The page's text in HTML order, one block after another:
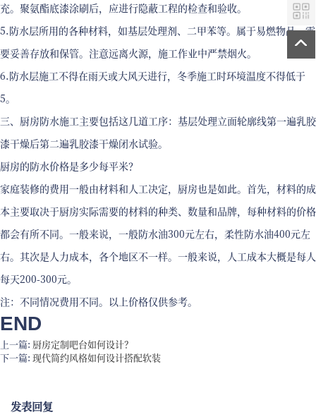
充。聚氨酯底漆涂刷后，应进行隐蔽工程的检查和验收。
5.防水层所用的各种材料，如基层处理剂、二甲苯等。属于易燃物品，需
要妥善存放和保管。注意远离火源，施工作业中严禁烟火。
6.防水层施工不得在雨天或大风天进行，冬季施工时环境温度不得低于
5。
三、厨房防水施工主要包括这几道工序：基层处理立面轮廓线第一遍乳胶
漆干燥后第二遍乳胶漆干燥闭水试验。
厨房的防水价格是多少每平米？
家庭装修的费用一般由材料和人工决定，厨房也是如此。首先，材料的成
本主要取决于厨房实际需要的材料的种类、数量和品牌，每种材料的价格
都会有所不同。一般来说，一般防水油300元左右，柔性防水油400元左
右。其次是人力成本，各个地区不一样。一般来说，人工成本大概是每人
每天200-300元。
注：不同情况费用不同。以上价格仅供参考。
END
上一篇: 厨房定制吧台如何设计？
下一篇: 现代简约风格如何设计搭配软装
发表回复